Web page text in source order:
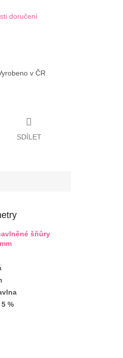
doručení
v ČR
SDÍLET
šňůry
%